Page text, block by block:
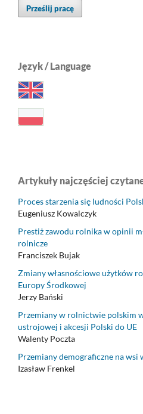
Prześlij pracę
Język / Language
Artykuły najczęściej
Proces starzenia się ludności
Eugeniusz Kowalczyk
Prestiż zawodu rolnika w opinii
rolnicze
Franciszek Bujak
Zmiany własnościowe użytków
Europy Środkowej
Jerzy Bański
Przemiany w rolnictwie polskim
ustrojowej i akcesji Polski do UE
Walenty Poczta
Przemiany demograficzne na wsi
Izasław Frenkel